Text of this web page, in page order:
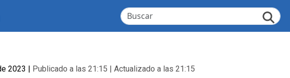
2023 | Publicado a las 21:15 | Actualizado a las 21:15